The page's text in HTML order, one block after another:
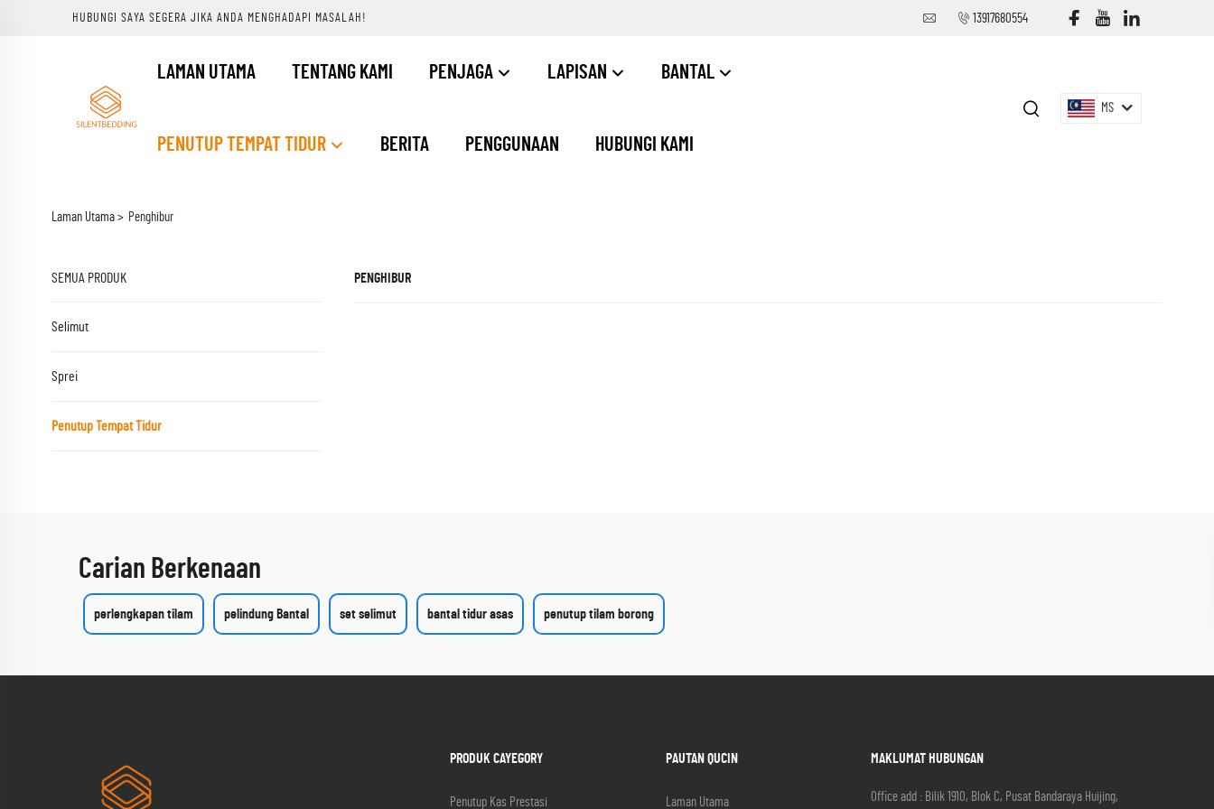
HUBUNGI SAYA SEGERA JIKA ANDA MENGHADAPI MASALAH! 13917680554
LAMAN UTAMA TENTANG KAMI PENJAGA LAPISAN BANTAL
PENUTUP TEMPAT TIDUR BERITA PENGGUNAAN HUBUNGI KAMI
MS
Laman Utama > Penghibur
SEMUA PRODUK
Selimut
Sprei
Penutup Tempat Tidur
PENGHIBUR
Carian Berkenaan
perlengkapan tilam pelindung Bantal set selimut bantal tidur asas penutup tilam borong
PRODUK CAYEGORY
Penutup Kas Prestasi
PAUTAN QUCIN
Laman Utama
MAKLUMAT HUBUNGAN
Office add : Bilik 1910, Blok C, Pusat Bandaraya Huijing,